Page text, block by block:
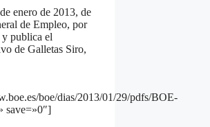
enero de 2013, de
de Empleo, por
y publica el
de Galletas Siro,
boe/dias/2013/01/29/pdfs/BOE-
save=»0″]